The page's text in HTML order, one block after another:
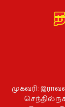
முகவரி:
செந்தில்